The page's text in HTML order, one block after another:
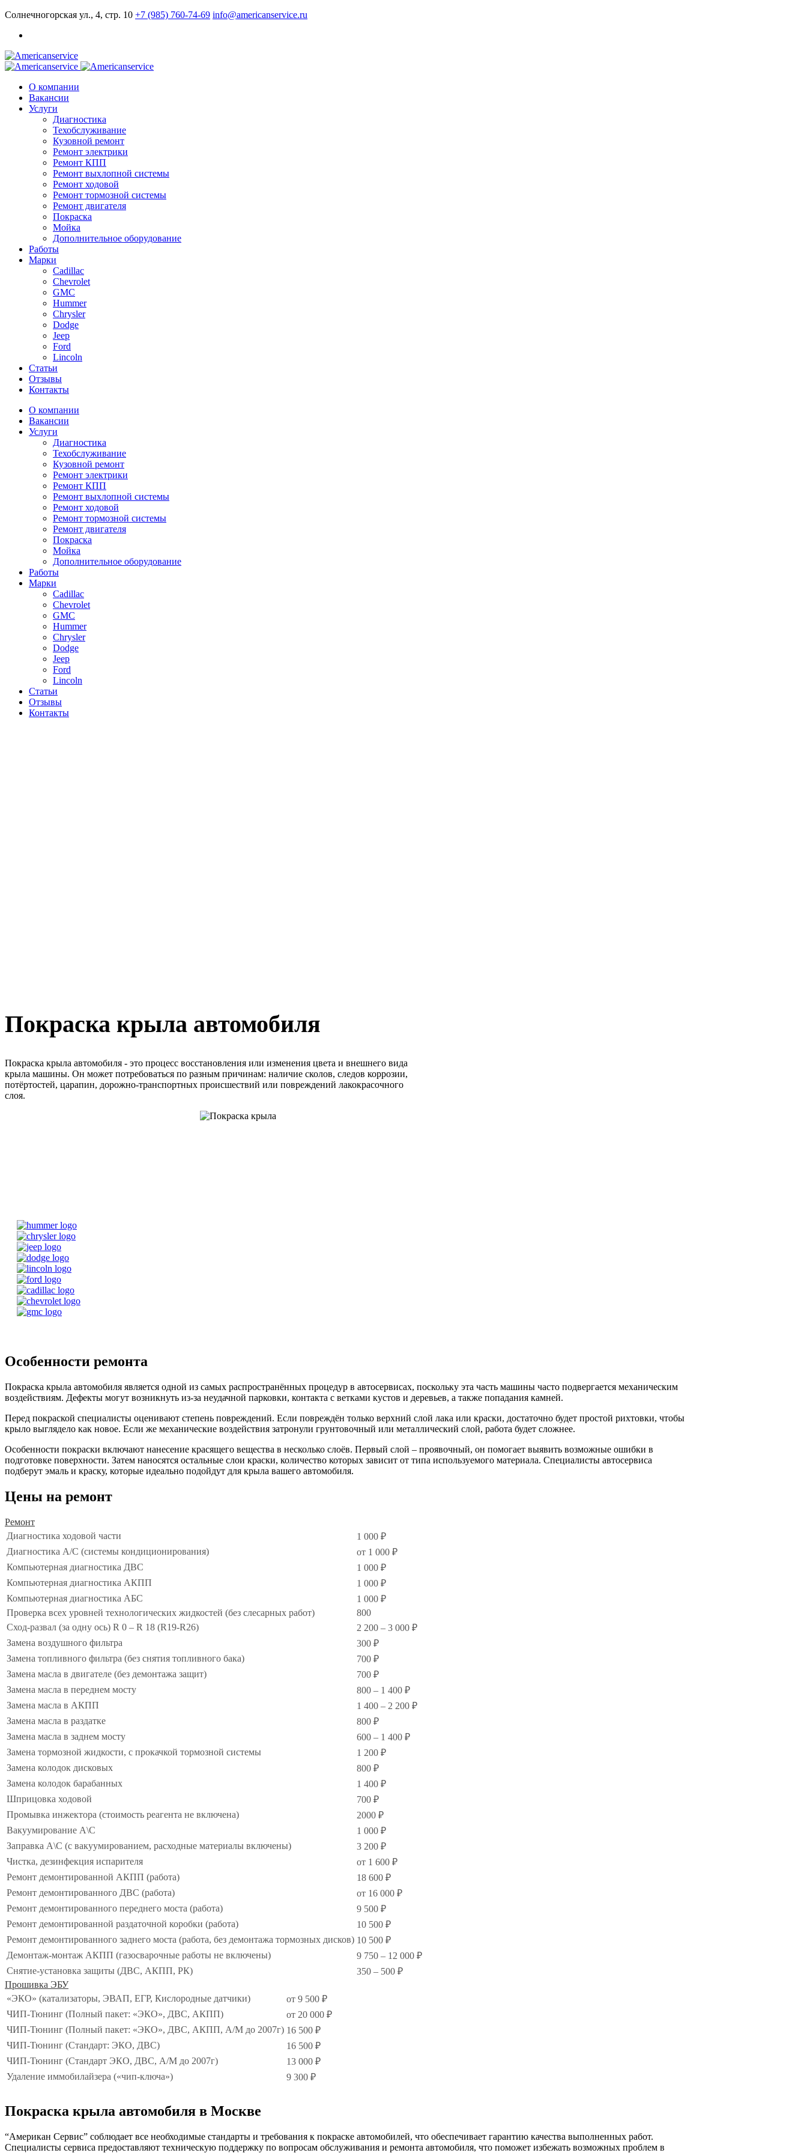
Солнечногорская ул., 4, стр. 10 +7 (985) 760-74-69 info@americanservice.ru
О компании
Вакансии
Услуги
Диагностика
Техобслуживание
Кузовной ремонт
Ремонт электрики
Ремонт КПП
Ремонт выхлопной системы
Ремонт ходовой
Ремонт тормозной системы
Ремонт двигателя
Покраска
Мойка
Дополнительное оборудование
Работы
Марки
Cadillac
Chevrolet
GMC
Hummer
Chrysler
Dodge
Jeep
Ford
Lincoln
Статьи
Отзывы
Контакты
О компании
Вакансии
Услуги
Диагностика
Техобслуживание
Кузовной ремонт
Ремонт электрики
Ремонт КПП
Ремонт выхлопной системы
Ремонт ходовой
Ремонт тормозной системы
Ремонт двигателя
Покраска
Мойка
Дополнительное оборудование
Работы
Марки
Cadillac
Chevrolet
GMC
Hummer
Chrysler
Dodge
Jeep
Ford
Lincoln
Статьи
Отзывы
Контакты
Покраска крыла автомобиля
Покраска крыла автомобиля - это процесс восстановления или изменения цвета и внешнего вида
крыла машины. Он может потребоваться по разным причинам: наличие сколов, следов коррозии,
потёртостей, царапин, дорожно-транспортных происшествий или повреждений лакокрасочного
слоя.
Особенности ремонта
Покраска крыла автомобиля является одной из самых распространённых процедур в автосервисах, поскольку эта часть машины часто подвергается механическим
воздействиям. Дефекты могут возникнуть из-за неудачной парковки, контакта с ветками кустов и деревьев, а также попадания камней.
Перед покраской специалисты оценивают степень повреждений. Если повреждён только верхний слой лака или краски, достаточно будет простой рихтовки, чтобы
крыло выглядело как новое. Если же механические воздействия затронули грунтовочный или металлический слой, работа будет сложнее.
Особенности покраски включают нанесение красящего вещества в несколько слоёв. Первый слой – проявочный, он помогает выявить возможные ошибки в
подготовке поверхности. Затем наносятся остальные слои краски, количество которых зависит от типа используемого материала. Специалисты автосервиса
подберут эмаль и краску, которые идеально подойдут для крыла вашего автомобиля.
Цены на ремонт
Ремонт
Диагностика ходовой части
1 000 ₽
Диагностика А/С (системы кондиционирования)
от 1 000 ₽
Компьютерная диагностика ДВС
1 000 ₽
Компьютерная диагностика АКПП
1 000 ₽
Компьютерная диагностика АБС
1 000 ₽
Проверка всех уровней технологических жидкостей (без слесарных работ)
800
Сход-развал (за одну ось) R 0 – R 18 (R19-R26)
2 200 – 3 000 ₽
Замена воздушного фильтра
300 ₽
Замена топливного фильтра (без снятия топливного бака)
700 ₽
Замена масла в двигателе (без демонтажа защит)
700 ₽
Замена масла в переднем мосту
800 – 1 400 ₽
Замена масла в АКПП
1 400 – 2 200 ₽
Замена масла в раздатке
800 ₽
Замена масла в заднем мосту
600 – 1 400 ₽
Замена тормозной жидкости, с прокачкой тормозной системы
1 200 ₽
Замена колодок дисковых
800 ₽
Замена колодок барабанных
1 400 ₽
Шприцовка ходовой
700 ₽
Промывка инжектора (стоимость реагента не включена)
2000 ₽
Вакуумирование А\С
1 000 ₽
Заправка А\С (с вакуумированием, расходные материалы включены)
3 200 ₽
Чистка, дезинфекция испарителя
от 1 600 ₽
Ремонт демонтированной АКПП (работа)
18 600 ₽
Ремонт демонтированного ДВС (работа)
от 16 000 ₽
Ремонт демонтированного переднего моста (работа)
9 500 ₽
Ремонт демонтированной раздаточной коробки (работа)
10 500 ₽
Ремонт демонтированного заднего моста (работа, без демонтажа тормозных дисков) 10 500 ₽
Демонтаж-монтаж АКПП (газосварочные работы не включены)
9 750 – 12 000 ₽
Снятие-установка защиты (ДВС, АКПП, РК)
350 – 500 ₽
Прошивка ЭБУ
«ЭКО» (катализаторы, ЭВАП, ЕГР, Кислородные датчики)
от 9 500 ₽
ЧИП-Тюнинг (Полный пакет: «ЭКО», ДВС, АКПП)
от 20 000 ₽
ЧИП-Тюнинг (Полный пакет: «ЭКО», ДВС, АКПП, А/М до 2007г) 16 500 ₽
ЧИП-Тюнинг (Стандарт: ЭКО, ДВС)
16 500 ₽
ЧИП-Тюнинг (Стандарт ЭКО, ДВС, А/М до 2007г)
13 000 ₽
Удаление иммобилайзера («чип-ключа»)
9 300 ₽
Покраска крыла автомобиля в Москве
“Американ Сервис” соблюдает все необходимые стандарты и требования к покраске автомобилей, что обеспечивает гарантию качества выполненных работ.
Специалисты сервиса предоставляют техническую поддержку по вопросам обслуживания и ремонта автомобиля, что поможет избежать возможных проблем в